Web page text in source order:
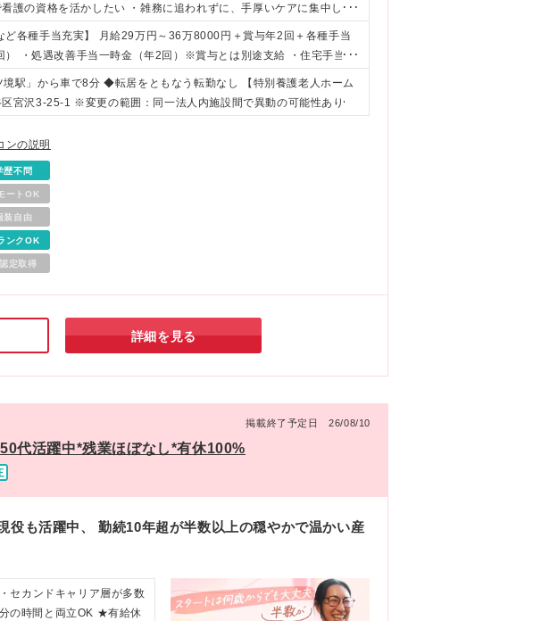
護の資格を活かしたい ・雑務に追われずに、手厚いケアに集中した
い介護をつくっていきたい
ど各種手当充実】 月給29万円～36万8000円＋賞与年2回＋各種手当
・処遇改善手当一時金（年2回）※賞与とは別途支給 ・住宅手当
格手当 ・オンコール手当：2,000円／回 ・通勤手当（実費支給）：上
実績などを考慮して決定いたします ※固定残業代はなく、残業代は
（期間中の待遇に差異なし）
駅」から車で8分 ◆転居をともなう転勤なし 【特別養護老人ホーム
宮沢3-25-1 ※変更の範囲：同一法人内施設間で異動の可能性あり
ンの説明
歴不問
ートOK
服装自由
ンクOK
定取得
詳細を見る
掲載終了予定日 26/08/10
代活躍中*残業ほぼなし*有休100%
役も活躍中、 勤続10年超が半数以上の穏やかで温かい産
セカンドキャリア層が多数
の時間と両立OK ★有給休